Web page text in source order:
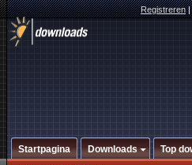
Registreren|
Startpagina Downloads Top